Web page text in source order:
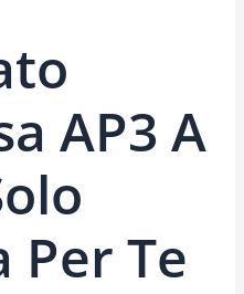
AP3 A
Per Te